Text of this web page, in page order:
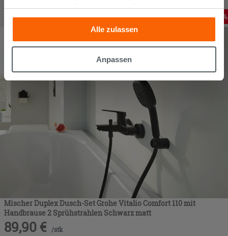
Analyse unseres Datenverkehrs. Diese könnten sie mit
anderen Informationen, die Sie ihnen geliefert haben oder
die sie aufgrund Ihrer Verwendung ihrer Dienste
gesammelt haben, kombinieren. Falls Sie mehr wissen
möchten oder Ihre Zustimmung zu allen oder einigen
Zustimmung kann durch Klicken auf die Schaltfläche
„Cookies akzeptieren“ gegeben werden. Wenn Sie auf
die Schaltfläche "X" klicken, können Sie das Surfen erst
nach der Installation der technischen Cookies fortsetzen.
Alle zulassen
Anpassen
68,72€ 85,90€ -20,00%
Mischer Duplex Dusch-Set Grohe Vitalio Comfort 110 mit
Handbrause 2 Sprühstrahlen Schwarz matt
89,90 € /stk